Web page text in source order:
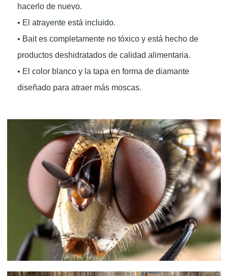
hacerlo de nuevo.
• El atrayente está incluido.
• Bait es completamente no tóxico y está hecho de
productos deshidratados de calidad alimentaria.
• El color blanco y la tapa en forma de diamante
diseñado para atraer más moscas.